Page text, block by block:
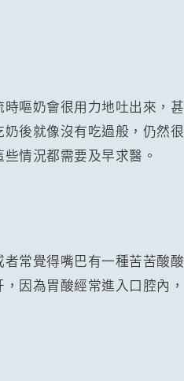
嘔奶會很用力地吐出來，甚
後就像沒有吃過般，仍然很
情況都需要及早求醫。
常覺得嘴巴有一種苦苦酸酸
因為胃酸經常進入口腔內，